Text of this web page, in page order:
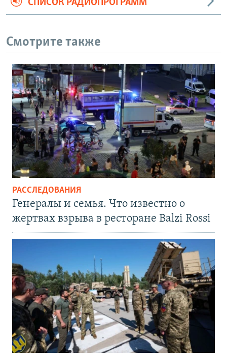
СПИСОК РАДИОПРОГРАММ
Смотрите также
РАССЛЕДОВАНИЯ
Генералы и семья. Что известно о
жертвах взрыва в ресторане Balzi Rossi